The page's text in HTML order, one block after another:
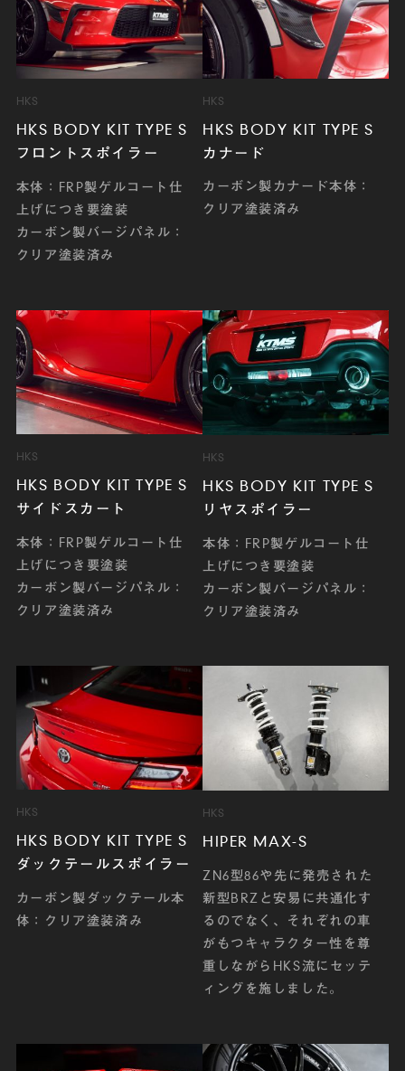
HKS
HKS BODY KIT TYPE S
フロントスポイラー
本体：FRP製ゲルコート仕
上げにつき要塗装
カーボン製バージパネル：
クリア塗装済み
HKS
HKS BODY KIT TYPE S
カナード
カーボン製カナード本体：
クリア塗装済み
HKS
HKS BODY KIT TYPE S
サイドスカート
本体：FRP製ゲルコート仕
上げにつき要塗装
カーボン製バージパネル：
クリア塗装済み
HKS
HKS BODY KIT TYPE S
リヤスポイラー
本体：FRP製ゲルコート仕
上げにつき要塗装
カーボン製バージパネル：
クリア塗装済み
HKS
HKS BODY KIT TYPE S
ダックテールスポイラー
カーボン製ダックテール本
体：クリア塗装済み
HKS
HIPER MAX-S
ZN6型86や先に発売された
新型BRZと安易に共通化す
るのでなく、それぞれの車
がもつキャラクター性を尊
重しながらHKS流にセッテ
ィングを施しました。